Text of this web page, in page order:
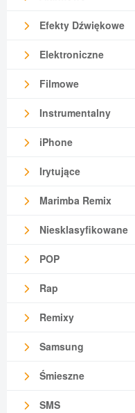
Efekty Dźwiękowe
Elektroniczne
Filmowe
Instrumentalny
iPhone
Irytujące
Marimba Remix
Niesklasyfikowane
POP
Rap
Remixy
Samsung
Śmieszne
SMS